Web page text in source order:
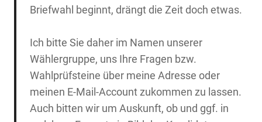
Briefwahl beginnt, drängt die Zeit doch etwas.
Ich bitte Sie daher im Namen unserer
Wählergruppe, uns Ihre Fragen bzw.
Wahlprüfsteine über meine Adresse oder
meinen E-Mail-Account zukommen zu lassen.
Auch bitten wir um Auskunft, ob und ggf. in